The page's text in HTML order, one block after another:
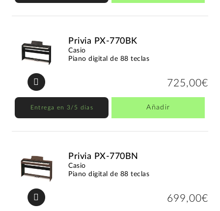
Privia PX-770BK
Casio
Piano digital de 88 teclas
725,00€
Entrega en 3/5 días Añadir
Privia PX-770BN
Casio
Piano digital de 88 teclas
699,00€